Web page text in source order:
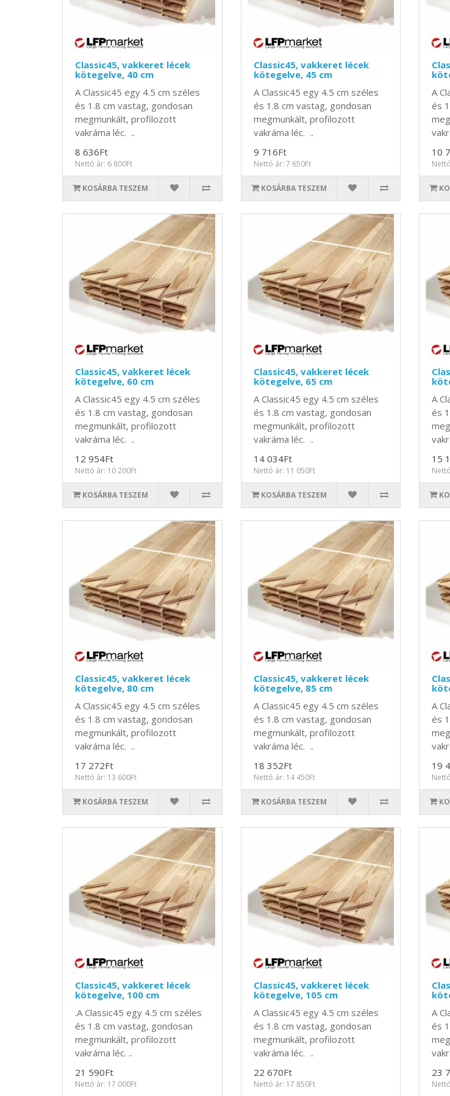
Classic45, vakkeret lécek
kötegelve, 40 cm
A Classic45 egy 4.5 cm széles
és 1.8 cm vastag, gondosan
megmunkált, profilozott
vakráma léc. ..
8 636Ft
Nettó ár: 6 800Ft
KOSÁRBA TESZEM
Classic45, vakkeret lécek
kötegelve, 45 cm
A Classic45 egy 4.5 cm széles
és 1.8 cm vastag, gondosan
megmunkált, profilozott
vakráma léc. ..
9 716Ft
Nettó ár: 7 650Ft
KOSÁRBA TESZEM
A
és
10
Classic45, vakkeret lécek
kötegelve, 60 cm
A Classic45 egy 4.5 cm széles
és 1.8 cm vastag, gondosan
megmunkált, profilozott
vakráma léc. ..
12 954Ft
Nettó ár: 10 200Ft
KOSÁRBA TESZEM
Classic45, vakkeret lécek
kötegelve, 65 cm
A Classic45 egy 4.5 cm széles
és 1.8 cm vastag, gondosan
megmunkált, profilozott
vakráma léc. ..
14 034Ft
Nettó ár: 11 050Ft
KOSÁRBA TESZEM
A
és
15
Classic45, vakkeret lécek
kötegelve, 80 cm
A Classic45 egy 4.5 cm széles
és 1.8 cm vastag, gondosan
megmunkált, profilozott
vakráma léc. ..
17 272Ft
Nettó ár: 13 600Ft
KOSÁRBA TESZEM
Classic45, vakkeret lécek
kötegelve, 85 cm
A Classic45 egy 4.5 cm széles
és 1.8 cm vastag, gondosan
megmunkált, profilozott
vakráma léc. ..
18 352Ft
Nettó ár: 14 450Ft
KOSÁRBA TESZEM
A
és
19
Classic45, vakkeret lécek
kötegelve, 100 cm
.A Classic45 egy 4.5 cm széles
és 1.8 cm vastag, gondosan
megmunkált, profilozott
vakráma léc. ..
21 590Ft
Nettó ár: 17 000Ft
Classic45, vakkeret lécek
kötegelve, 105 cm
A Classic45 egy 4.5 cm széles
és 1.8 cm vastag, gondosan
megmunkált, profilozott
vakráma léc. ..
22 670Ft
Nettó ár: 17 850Ft
A
és
23